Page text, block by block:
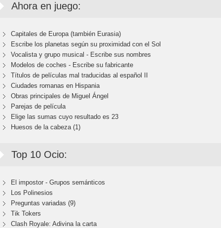
Ahora en juego:
Capitales de Europa (también Eurasia)
Escribe los planetas según su proximidad con el Sol
Vocalista y grupo musical - Escribe sus nombres
Modelos de coches - Escribe su fabricante
Títulos de películas mal traducidas al español II
Ciudades romanas en Hispania
Obras principales de Miguel Ángel
Parejas de película
Elige las sumas cuyo resultado es 23
Huesos de la cabeza (1)
Top 10 Ocio:
El impostor - Grupos semánticos
Los Polinesios
Preguntas variadas (9)
Tik Tokers
Clash Royale: Adivina la carta